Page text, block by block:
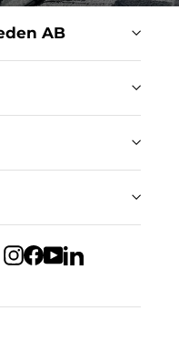
AB
Instagram
Facebook
YouTube
LinkedIn